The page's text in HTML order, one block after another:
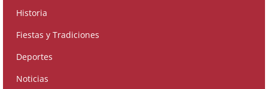
Historia
Fiestas y Tradiciones
Deportes
Noticias